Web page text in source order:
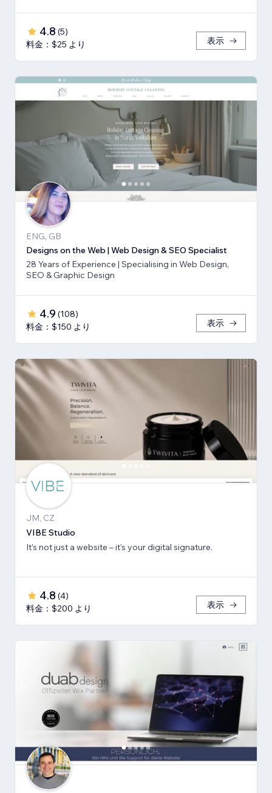
4.8 (5)
料金：$25 より
表示
ENG, GB
Designs on the Web | Web Design & SEO Specialist
28 Years of Experience | Specialising in Web Design,
SEO & Graphic Design
4.9 (108)
料金：$150 より
表示
JM, CZ
VIBE Studio
It’s not just a website – it’s your digital signature.
4.8 (4)
料金：$200 より
表示